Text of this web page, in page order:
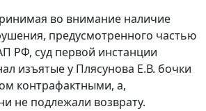
во внимание наличие
предусмотренного частью
РФ, суд первой инстанции
изъятые у Плясунова Е.В. бочки
контрафактными, а,
не подлежали возврату.